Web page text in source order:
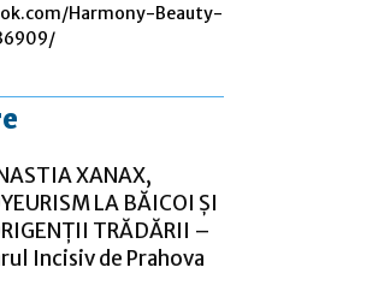
Harmony-Beauty-
XANAX,
LA BĂICOI ȘI
TRĂDĂRII –
Incisiv de Prahova